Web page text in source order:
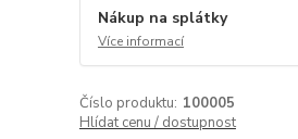
Nákup na splátky
Více informací
Číslo produktu: 100005
Hlídat cenu / dostupnost